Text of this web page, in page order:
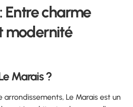
Entre charme
modernité
Marais ?
arrondissements, Le Marais est un